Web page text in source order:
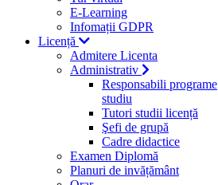
E-Learning
Infomații GDPR
Licență
Admitere Licenta
Administrativ
Responsabili programe
studiu
Tutori studii licență
Şefi de grupă
Cadre didactice
Examen Diplomă
Planuri de invățământ